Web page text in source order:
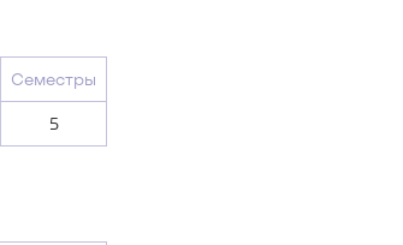
Семестры
5